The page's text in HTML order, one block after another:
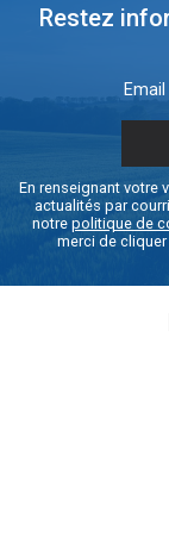
Restez
Email
En renseignant votre
actualités par
notre politique de
merci de